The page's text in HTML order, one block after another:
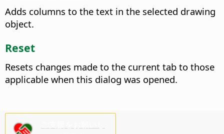
Adds columns to the text in the selected drawing
object.
Reset
Resets changes made to the current tab to those
applicable when this dialog was opened.